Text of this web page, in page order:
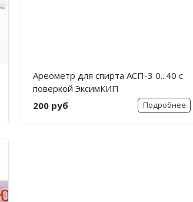
Ареометр для спирта АСП-3 0...40 с
поверкой ЭксимКИП
200 руб
Подробнее